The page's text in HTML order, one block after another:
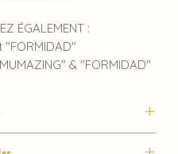
ÉGALEMENT :
& "FORMIDAD"